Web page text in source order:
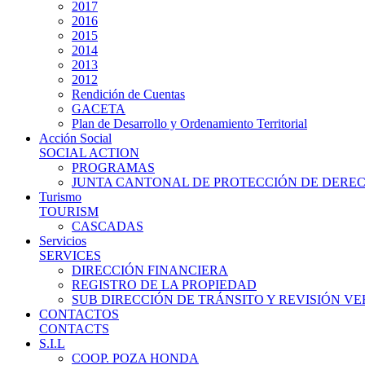
2017
2016
2015
2014
2013
2012
Rendición de Cuentas
GACETA
Plan de Desarrollo y Ordenamiento Territorial
Acción Social
SOCIAL ACTION
PROGRAMAS
JUNTA CANTONAL DE PROTECCIÓN DE
Turismo
TOURISM
CASCADAS
Servicios
SERVICES
DIRECCIÓN FINANCIERA
REGISTRO DE LA PROPIEDAD
SUB DIRECCIÓN DE TRÁNSITO Y REVISIÓN
CONTACTOS
CONTACTS
S.I.L
COOP. POZA HONDA